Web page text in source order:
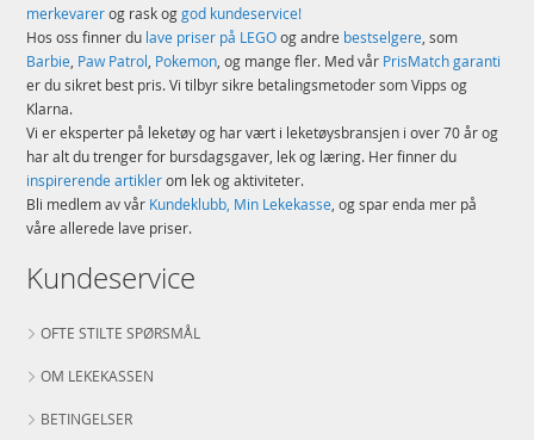
merkevarerog rask oggod kundeservice!
Hos oss finner du lave priser på LEGOog andre bestselgere , som
Barbie Paw Patrol Pokemon , og mange fler. Med vår PrisMatch garanti
er du sikret best pris. Vi tilbyr sikre betalingsmetoder som Vipps og
Klarna.
Vi er eksperter på leketøy og har vært i leketøysbransjen i over 70 år og
har alt du trenger for bursdagsgaver, lek og læring. Her finner du
inspirerende artiklerom lek og aktiviteter.
Bli medlem av vår Kundeklubb, Min Lekekasse , og spar enda mer på
våre allerede lave priser.
Kundeservice
OFTE STILTE SPØRSMÅL
OM LEKEKASSEN
BETINGELSER